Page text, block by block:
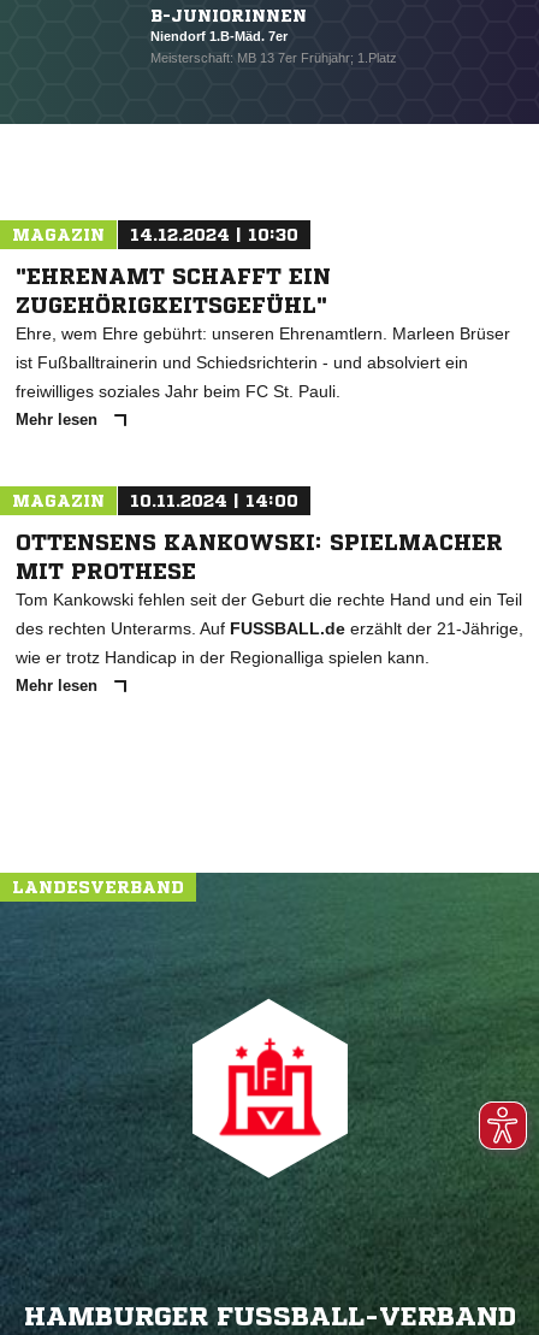
B-JUNIORINNEN
Niendorf 1.B-Mäd. 7er
Meisterschaft: MB 13 7er Frühjahr; 1.Platz
MAGAZIN 14.12.2024 | 10:30
"EHRENAMT SCHAFFT EIN
ZUGEHÖRIGKEITSGEFÜHL"
Ehre, wem Ehre gebührt: unseren Ehrenamtlern. Marleen Brüser
ist Fußballtrainerin und Schiedsrichterin - und absolviert ein
freiwilliges soziales Jahr beim FC St. Pauli.
Mehr lesen
MAGAZIN 10.11.2024 | 14:00
OTTENSENS KANKOWSKI: SPIELMACHER
MIT PROTHESE
Tom Kankowski fehlen seit der Geburt die rechte Hand und ein Teil
des rechten Unterarms. Auf FUSSBALL.de erzählt der 21-Jährige,
wie er trotz Handicap in der Regionalliga spielen kann.
Mehr lesen
LANDESVERBAND
HAMBURGER FUSSBALL-VERBAND